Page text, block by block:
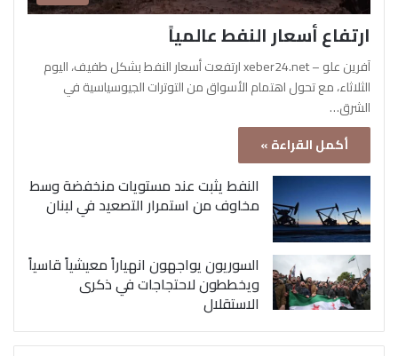
ارتفاع أسعار النفط عالمياً
آفرين علو – xeber24.net ارتفعت أسعار النفط بشكل طفيف، اليوم
الثلاثاء، مع تحول اهتمام الأسواق من التوترات الجيوسياسية في
الشرق…
أكمل القراءة »
النفط يثبت عند مستويات منخفضة وسط
مخاوف من استمرار التصعيد في لبنان
السوريون يواجهون انهياراً معيشياً قاسياً
ويخططون لاحتجاجات في ذكرى
الاستقلال